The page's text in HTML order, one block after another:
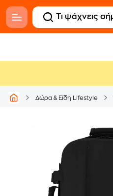
Δώρα & Είδη Lifestyle